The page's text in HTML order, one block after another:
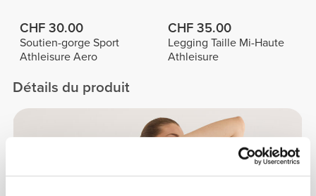
CHF 30.00
Soutien-gorge Sport
Athleisure Aero
CHF 35.00
Legging Taille Mi-Haute
Athleisure
Détails du produit